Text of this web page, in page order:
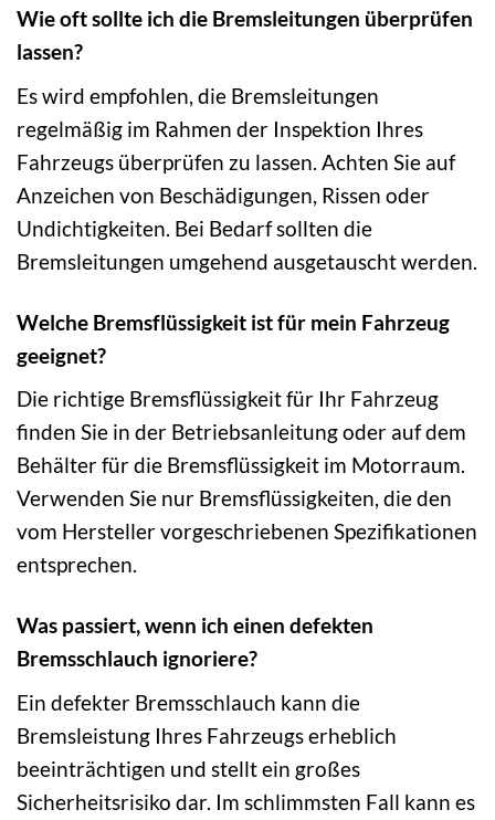
Wie oft sollte ich die Bremsleitungen überprüfen
lassen?
Es wird empfohlen, die Bremsleitungen
regelmäßig im Rahmen der Inspektion Ihres
Fahrzeugs überprüfen zu lassen. Achten Sie auf
Anzeichen von Beschädigungen, Rissen oder
Undichtigkeiten. Bei Bedarf sollten die
Bremsleitungen umgehend ausgetauscht werden.
Welche Bremsflüssigkeit ist für mein Fahrzeug
geeignet?
Die richtige Bremsflüssigkeit für Ihr Fahrzeug
finden Sie in der Betriebsanleitung oder auf dem
Behälter für die Bremsflüssigkeit im Motorraum.
Verwenden Sie nur Bremsflüssigkeiten, die den
vom Hersteller vorgeschriebenen Spezifikationen
entsprechen.
Was passiert, wenn ich einen defekten
Bremsschlauch ignoriere?
Ein defekter Bremsschlauch kann die
Bremsleistung Ihres Fahrzeugs erheblich
beeinträchtigen und stellt ein großes
Sicherheitsrisiko dar. Im schlimmsten Fall kann es